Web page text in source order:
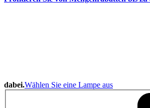
dabei.Wählen Sie eine Lampe aus